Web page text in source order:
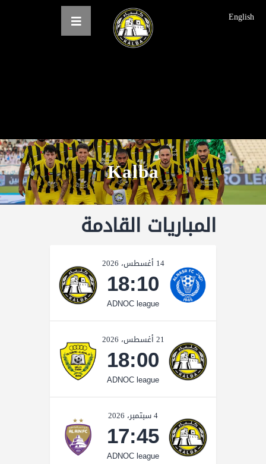
English
Kalba
فرق النادي
الاخبار
المعرض
حجز التذاكر
English
المباريات القادمة
14 أغسطس، 2026
18:10
ADNOC league
21 أغسطس، 2026
18:00
ADNOC league
4 سبتمبر، 2026
17:45
ADNOC league